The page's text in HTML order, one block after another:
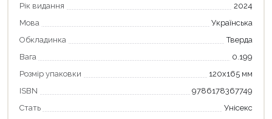
Рік видання
2024
Мова
Українська
Обкладинка
Тверда
Вага
0.199
Розмір упаковки
120х165 мм
ISBN
9786178367749
Стать
Унісекс